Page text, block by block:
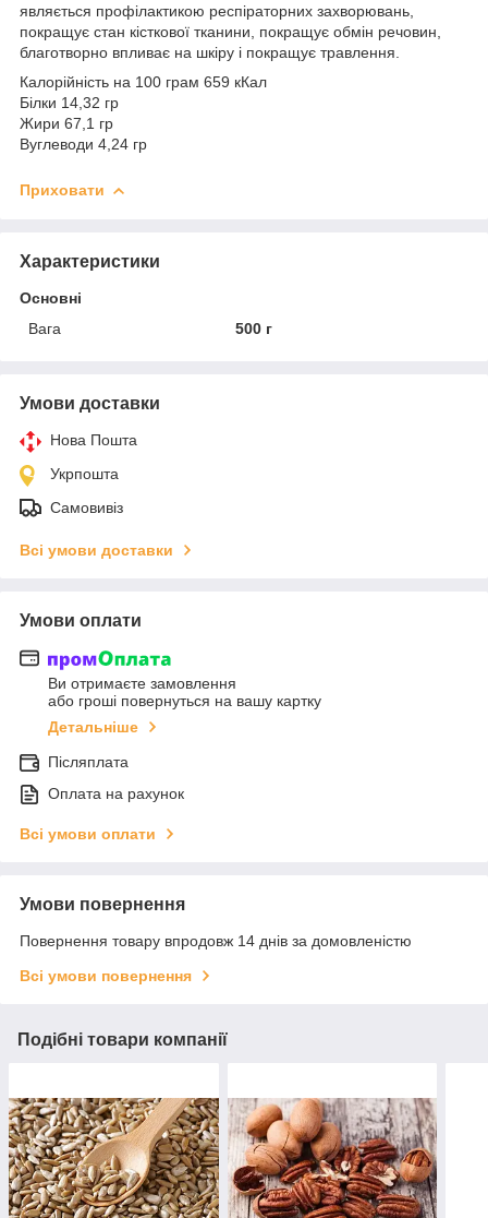
являється профілактикою респіраторних захворювань,
покращує стан кісткової тканини, покращує обмін речовин,
благотворно впливає на шкіру і покращує травлення.
Калорійність на 100 грам 659 кКал
Білки 14,32 гр
Жири 67,1 гр
Вуглеводи 4,24 гр
Приховати
Характеристики
Основні
Вага
500 г
Умови доставки
Нова Пошта
Укрпошта
Самовивіз
Всі умови доставки
Умови оплати
Ви отримаєте замовлення
або гроші повернуться на вашу картку
Детальніше
Післяплата
Оплата на рахунок
Всі умови оплати
Умови повернення
Повернення товару впродовж 14 днів за домовленістю
Всі умови повернення
Подібні товари компанії